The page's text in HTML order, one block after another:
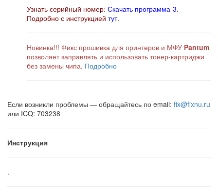
Узнать серийный номер: Скачать программа-3.
Подробно с инструкцией тут.
Новинка!!! Фикс прошивка для принтеров и МФУ Pantum
позволяет заправлять и использовать тонер-картриджи
без замены чипа. Подробно
Если возникли проблемы — обращайтесь по email: fix@fixnu.ru
или ICQ: 703238
Инструкция
.